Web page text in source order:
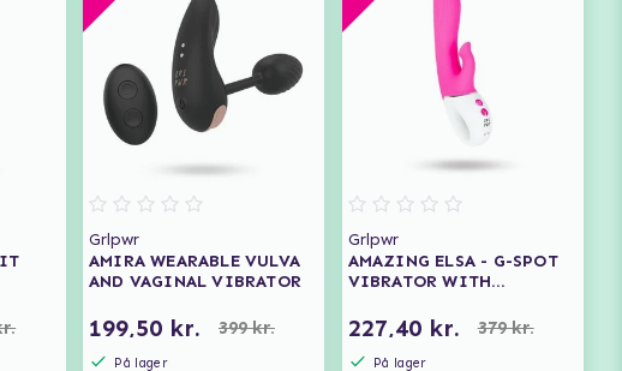
Grlpwr
AMIRA WEARABLE VULVA
AND VAGINAL VIBRATOR
199,50 kr. 399 kr.
På lager
Grlpwr
AMAZING ELSA - G-SPOT
VIBRATOR WITH
227,40 kr. 379 kr.
På lager